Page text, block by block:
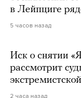
в Лейпциге
5 часов назад
Иск о снятии
рассмотрит
2 часа назад